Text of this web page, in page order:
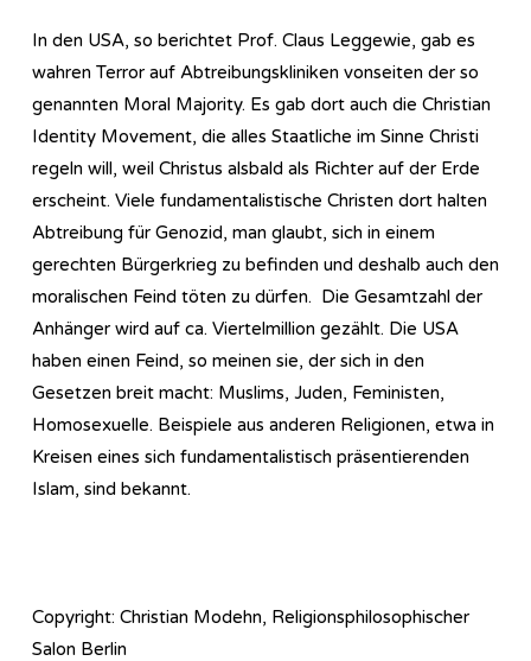
In den USA, so berichtet Prof. Claus Leggewie, gab es
wahren Terror auf Abtreibungskliniken vonseiten der so
genannten Moral Majority. Es gab dort auch die Christian
Identity Movement, die alles Staatliche im Sinne Christi
regeln will, weil Christus alsbald als Richter auf der Erde
erscheint. Viele fundamentalistische Christen dort halten
Abtreibung für Genozid, man glaubt, sich in einem
gerechten Bürgerkrieg zu befinden und deshalb auch den
moralischen Feind töten zu dürfen. Die Gesamtzahl der
Anhänger wird auf ca. Viertelmillion gezählt. Die USA
haben einen Feind, so meinen sie, der sich in den
Gesetzen breit macht: Muslims, Juden, Feministen,
Homosexuelle. Beispiele aus anderen Religionen, etwa in
Kreisen eines sich fundamentalistisch präsentierenden
Islam, sind bekannt.
Copyright: Christian Modehn, Religionsphilosophischer
Salon Berlin